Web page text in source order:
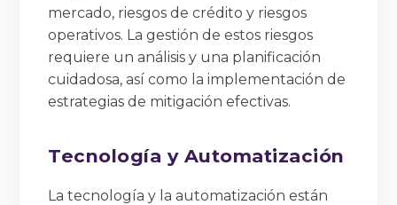
mercado, riesgos de crédito y riesgos
operativos. La gestión de estos riesgos
requiere un análisis y una planificación
cuidadosa, así como la implementación de
estrategias de mitigación efectivas.
Tecnología y Automatización
La tecnología y la automatización están